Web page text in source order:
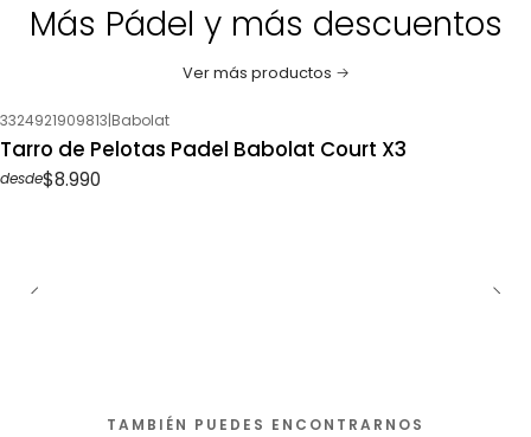
Más Pádel y más descuentos
Ver más productos
3324921909813|Babolat
Tarro de Pelotas Padel Babolat Court X3
desde$8.990
TAMBIÉN PUEDES ENCONTRARNOS